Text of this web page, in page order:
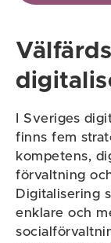
I Sveriges
finns fem
kompetens,
förvaltning
Digitalisering
enklare och